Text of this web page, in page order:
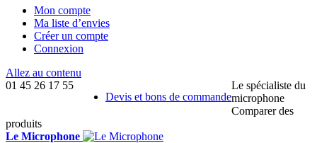
Mon compte
Ma liste d’envies
Créer un compte
Connexion
Allez au contenu
01 45 26 17 55
Devis et bons de commande
Le spécialiste du
microphone
Comparer des
produits
Le Microphone